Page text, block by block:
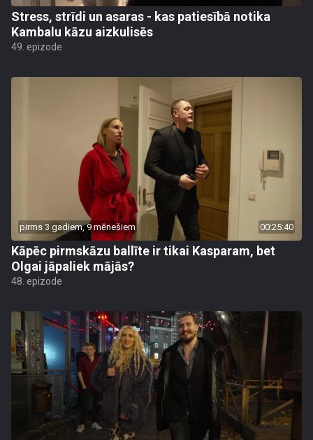
Stress, strīdi un asaras - kas patiesībā notika
Kambalu kāzu aizkulisēs
49. epizode
pirms 3 gadiem, 9 mēnešiem 00:25:40
Kāpēc pirmskāzu ballīte ir tikai Kasparam, bet
Olgai jāpaliek mājās?
48. epizode